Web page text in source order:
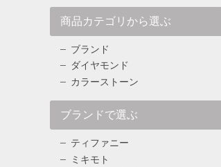
商品カテゴリから選ぶ
ブランド
ダイヤモンド
カラーストーン
ブランドで選ぶ
ティファニー
ミキモト